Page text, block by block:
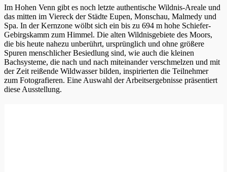
Im Hohen Venn gibt es noch letzte authentische Wildnis-Areale und
das mitten im Viereck der Städte Eupen, Monschau, Malmedy und
Spa. In der Kernzone wölbt sich ein bis zu 694 m hohe Schiefer-
Gebirgskamm zum Himmel. Die alten Wildnisgebiete des Moors,
die bis heute nahezu unberührt, ursprünglich und ohne größere
Spuren menschlicher Besiedlung sind, wie auch die kleinen
Bachsysteme, die nach und nach miteinander verschmelzen und mit
der Zeit reißende Wildwasser bilden, inspirierten die Teilnehmer
zum Fotografieren. Eine Auswahl der Arbeitsergebnisse präsentiert
diese Ausstellung.